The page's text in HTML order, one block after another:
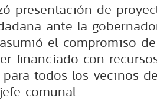
presentación de
ante la
el compromiso de
financiado con
todos los vecinos
comunal.